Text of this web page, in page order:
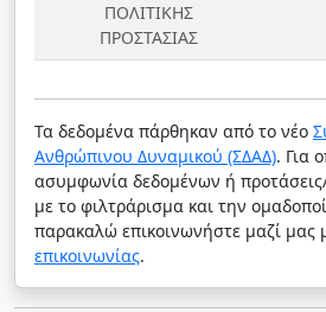
ΠΟΛΙΤΙΚΗΣ
ΠΡΟΣΤΑΣΙΑΣ
Τα δεδομένα πάρθηκαν από το νέο
Ανθρώπινου Δυναμικού (ΣΔΑΔ). Για
ασυμφωνία δεδομένων ή προτάσεις/
με το φιλτράρισμα και την
παρακαλώ επικοινωνήστε μαζί μας
επικοινωνίας.